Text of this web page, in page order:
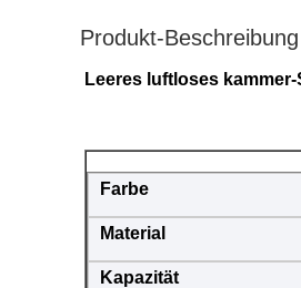
Produkt-Beschreibung
Leeres luftloses
Farbe
Material
Kapazität